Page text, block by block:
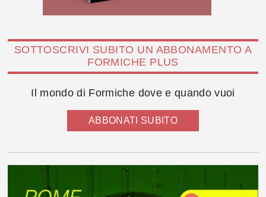
SOTTOSCRIVI SUBITO UN ABBONAMENTO A
FORMICHE PLUS
Il mondo di Formiche dove e quando vuoi
ABBONATI SUBITO